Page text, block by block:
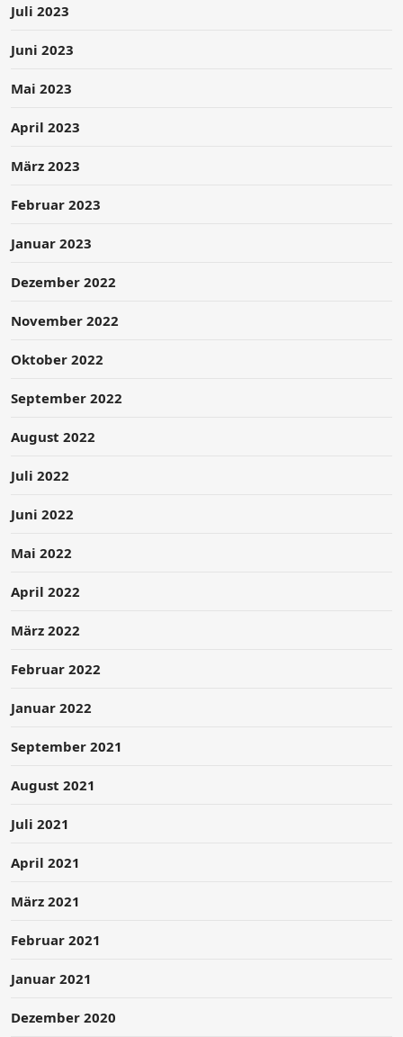
Juli 2023
Juni 2023
Mai 2023
April 2023
März 2023
Februar 2023
Januar 2023
Dezember 2022
November 2022
Oktober 2022
September 2022
August 2022
Juli 2022
Juni 2022
Mai 2022
April 2022
März 2022
Februar 2022
Januar 2022
September 2021
August 2021
Juli 2021
April 2021
März 2021
Februar 2021
Januar 2021
Dezember 2020